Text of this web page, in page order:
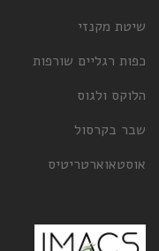
שיטת מקנזי
כפות רגליים שורפות
הלוקס ולגוס
שבר בקרסול
אוסטאוארטריטיס